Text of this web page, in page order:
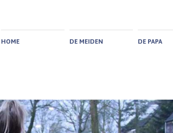
HOME DE MEIDEN DE PAPA